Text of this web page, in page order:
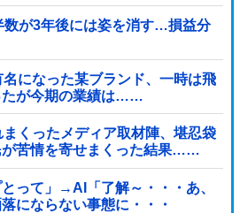
（謎」イオン「再入館可能の事
数が3年後には姿を消す…損益分
名になった某ブランド、一時は飛
たが今期の業績は……
まくったメディア取材陣、堪忍袋
が苦情を寄せまくった結果……
って」→AI「了解～・・・あ、
にならない事態に・・・